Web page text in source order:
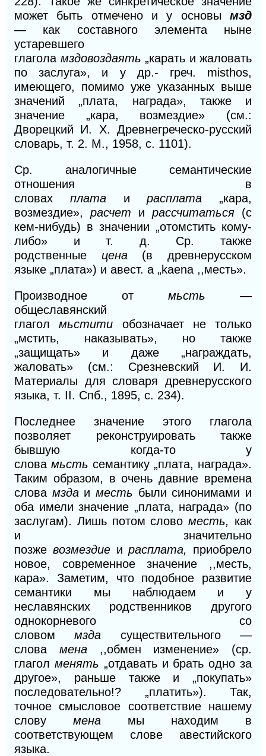
может быть отмечено и
у основымзд
— как составного элемента ныне
устаревшего
глагола мздовоздаять „карать и жаловать
по заслуга», и у др.- греч. misthos,
имеющего, помимо уже указанных выше
значений „плата, награда», также и
значение „кара, возмездие» (см.:
Дворецкий И. X. Древнегреческо-русский
словарь, т. 2. М., 1958, с. 1101).
Ср. аналогичные семантические
отношения в
словах плата ирасплата „кара,
возмездие», расчет и рассчитаться (с
кем-нибудь) в значении „отомстить кому-
либо» ит. д. Ср. также
родственные цена (в древнерусском
языке „плата») и авест. а „kaena ,,месть».
Производное от мьсть
—
общеславянский
глаголмьстити обозначает не только
„мстить, наказывать», но также
„защищать» и даже „награждать,
жаловать» (см.: Срезневский И.
И.
Материалы для словаря древнерусского
языка, т. II. Спб., 1895, с. 234).
Последнее значение этого глагола
позволяет реконструировать также
бывшую когда-то у
слова мьсть семантику „плата, награда».
Таким образом, в очень давние времена
слова мзда иместь были синонимами и
оба имели значение „плата, награда» (по
заслугам). Лишь потом словоместь, как
и значительно
позже возмездие ирасплата, приобрело
новое, современное значение ,,месть,
кара». Заметим, что подобное развитие
семантики мы наблюдаем и у
неславянских родственников другого
однокорневого со
словоммзда существительного —
слова мена ,,обмен изменение» (ср.
глагол менять „отдавать и брать одно за
другое», раньше также и „покупать»
последовательно!? „платить»). Так,
точное смысловое соответствие нашему
слову мена мы находим в
соответствующем слове авестийского
языка.